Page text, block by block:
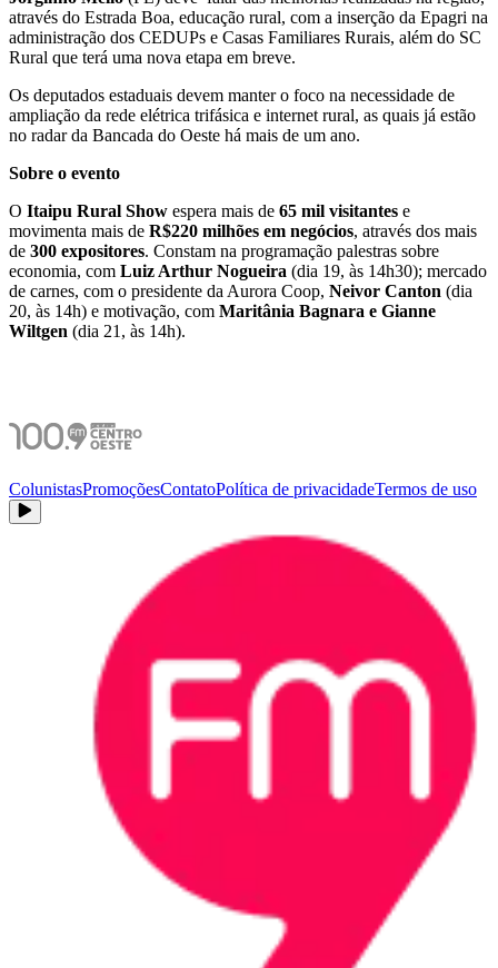
através do Estrada Boa, educação rural, com a inserção da Epagri na
administração dos CEDUPs e Casas Familiares Rurais, além do SC
Rural que terá uma nova etapa em breve.
Os deputados estaduais devem manter o foco na necessidade de
ampliação da rede elétrica trifásica e internet rural, as quais já estão
no radar da Bancada do Oeste há mais de um ano.
Sobre o evento
O Itaipu Rural Show espera mais de 65 mil visitantes e
movimenta mais de R$220 milhões em negócios, através dos mais
de 300 expositores. Constam na programação palestras sobre
economia, com Luiz Arthur Nogueira (dia 19, às 14h30); mercado
de carnes, com o presidente da Aurora Coop, Neivor Canton (dia
20, às 14h) e motivação, com Maritânia Bagnara e Gianne
Wiltgen (dia 21, às 14h).
ColunistasPromoçõesContatoPolítica de privacidadeTermos de uso